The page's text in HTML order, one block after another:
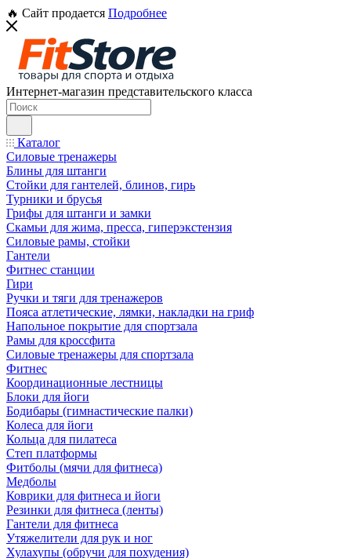
🔥 Сайт продается Подробнее
Интернет-магазин представительского класса
Каталог
Силовые тренажеры
Блины для штанги
Стойки для гантелей, блинов, гирь
Турники и брусья
Грифы для штанги и замки
Скамьи для жима, пресса, гиперэкстензия
Силовые рамы, стойки
Гантели
Фитнес станции
Гири
Ручки и тяги для тренажеров
Пояса атлетические, лямки, накладки на гриф
Напольное покрытие для спортзала
Рамы для кроссфита
Силовые тренажеры для спортзала
Фитнес
Координационные лестницы
Блоки для йоги
Бодибары (гимнастические палки)
Колеса для йоги
Кольца для пилатеса
Степ платформы
Фитболы (мячи для фитнеса)
Медболы
Коврики для фитнеса и йоги
Резинки для фитнеса (ленты)
Гантели для фитнеса
Утяжелители для рук и ног
Хулахупы (обручи для похудения)